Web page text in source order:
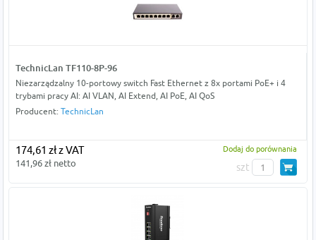
TechnicLan TF110-8P-96
Niezarządzalny 10-portowy switch Fast Ethernet z 8x portami PoE+ i 4
trybami pracy AI: AI VLAN, AI Extend, AI PoE, AI QoS
Producent: TechnicLan
174,61 zł z VAT
141,96 zł netto
Dodaj do porównania
szt